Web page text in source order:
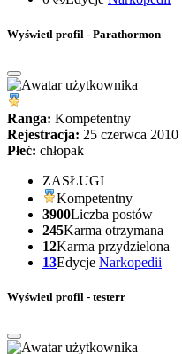
Wyświetl profil - Parathormon
Ranga: Kompetentny
Rejestracja: 25 czerwca 2010
Płeć: chłopak
ZASŁUGI
Kompetentny
3900Liczba postów
245Karma otrzymana
12Karma przydzielona
13Edycje Narkopedii
Wyświetl profil - testerr